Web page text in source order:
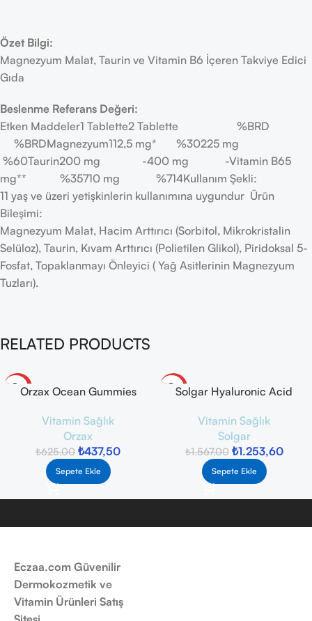
Özet Bilgi:
Magnezyum Malat, Taurin ve Vitamin B6 İçeren Takviye Edici
Gıda
Beslenme Referans Değeri:
Etken Maddeler1 Tablette2 Tablette %BRD
%BRDMagnezyum112,5 mg* %30225 mg
%60Taurin200 mg -400 mg -Vitamin B65
mg** %35710 mg %714Kullanım Şekli:
11 yaş ve üzeri yetişkinlerin kullanımına uygundur Ürün
Bileşimi:
Magnezyum Malat, Hacim Arttırıcı (Sorbitol, Mikrokristalin
Selüloz), Taurin, Kıvam Arttırıcı (Polietilen Glikol), Piridoksal 5-
Fosfat, Topaklanmayı Önleyici ( Yağ Asitlerinin Magnezyum
Tuzları).
RELATED PRODUCTS
-30%Orzax Ocean Gummies
Gıda 60 Adet Çiğnenebilir
Jel Form
Vitamin Sağlık
Orzax
₺625,00 ₺437,50
Sepete Ekle
-20%Solgar Hyaluronic Acid
Vitamin Sağlık
Solgar
₺1.567,00 ₺1.253,60
Sepete Ekle
Eczaa.com Güvenilir
Dermokozmetik ve
Vitamin Ürünleri Satış